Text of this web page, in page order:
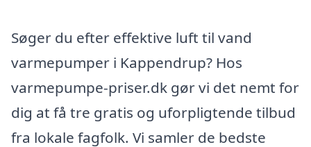
Søger du efter effektive luft til vand
varmepumper i Kappendrup? Hos
varmepumpe-priser.dk gør vi det nemt for
dig at få tre gratis og uforpligtende tilbud
fra lokale fagfolk. Vi samler de bedste